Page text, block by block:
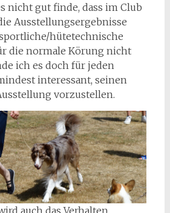
nicht gut finde, dass im Club
Ausstellungsergebnisse
hütetechnische
die normale Körung nicht
ich es doch für jeden
interessant, seinen
vorzustellen.
auch das Verhalten